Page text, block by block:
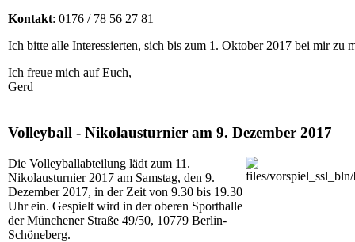
Kontakt: 0176 / 78 56 27 81
Ich bitte alle Interessierten, sich bis zum 1. Oktober 2017 bei mir zu
Ich freue mich auf Euch,
Gerd
Volleyball - Nikolausturnier am 9. Dezember 2017
Die Volleyballabteilung lädt zum 11.
Nikolausturnier 2017 am Samstag, den 9.
Dezember 2017, in der Zeit von 9.30 bis 19.30
Uhr ein. Gespielt wird in der oberen Sporthalle
der Münchener Straße 49/50, 10779 Berlin-
Schöneberg.